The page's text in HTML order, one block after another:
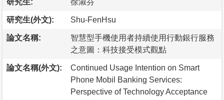
研究生(外文): Shu-FenHsu
論文名稱:
智慧型手機使用者持續使用行動銀行服務
之意圖：科技接受模式觀點
論文名稱(外文):
Continued Usage Intention on Smart
Phone Mobil Banking Services:
Perspective of Technology Acceptance